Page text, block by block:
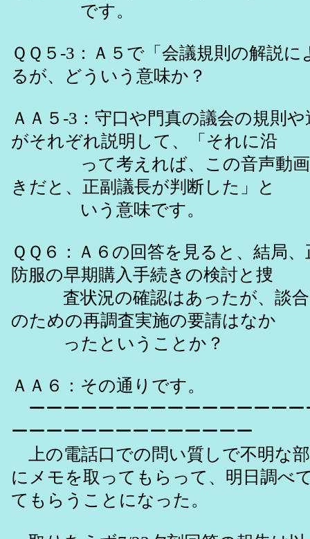
です。
ＱＱ５-3：Ａ５で「会議規則の解説
るが、どういう意味か？
ＡＡ５-3：守口や門真の議会の規則
がそれぞれ説明して、「それに沿
って考えれば、この音声動画
きだと、正副議長が判断した」と
いう意味です。
ＱＱ６：Ａ６の回答を見ると、結局
防服の早期購入手続きの検討と捜
査状況の確認はあったが、談合
のための再調査実施の要請はなか
ったということか？
ＡＡ６：その通りです。
ーーーーーーーーーーーーーーーー
ーーーーーーーーーーーーーー
上の電話口での問い質しで不明な
にメモを取ってもらって、明日調べ
てもらうことになった。